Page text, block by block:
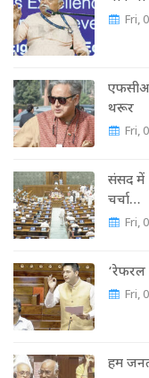
Fri,
थरूर
Fri,
संसद में
चर्चा…
Fri,
‘रेफरल
Fri,
हम